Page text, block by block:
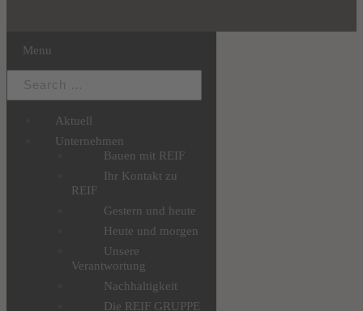
Menu
Aktuell
Unternehmen
Bauen mit REIF
Ihr Kontakt zu
REIF
Gestern und heute
Heute und morgen
Unsere
Verantwortung
Nachhaltigkeit
Die REIF GRUPPE